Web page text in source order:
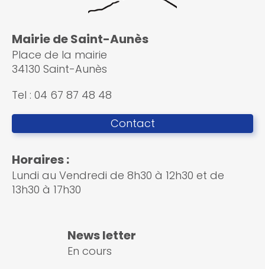
Mairie de Saint-Aunès
Place de la mairie
34130 Saint-Aunès
Tel : 04 67 87 48 48
Contact
Horaires :
Lundi au Vendredi de 8h30 à 12h30 et de
13h30 à 17h30
News letter
En cours